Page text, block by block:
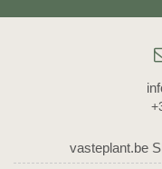
vasteplant.be